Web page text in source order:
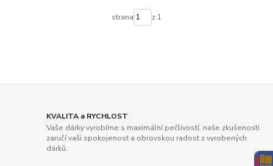
strana z 1
KVALITA a RYCHLOST
Vaše dárky vyrobíme s maximální pečlivostí, naše zkušenosti
zaručí vaši spokojenost a obrovskou radost z vyrobených
dárků.